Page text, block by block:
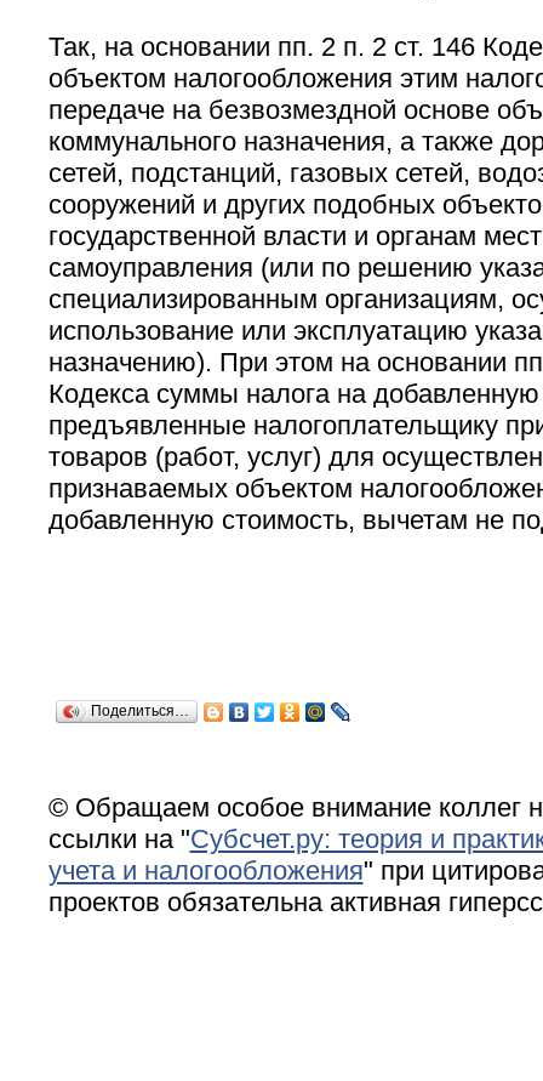
Так, на основании пп. 2 п. 2 ст. 146
объектом налогообложения этим
передаче на безвозмездной основе
коммунального назначения, а также
сетей, подстанций, газовых сетей,
сооружений и других подобных
государственной власти и органам
самоуправления (или по решению
специализированным организациям,
использование или эксплуатацию
назначению). При этом на основании
Кодекса суммы налога на добавленную
предъявленные налогоплательщику
товаров (работ, услуг) для
признаваемых объектом
добавленную стоимость, вычетам не
Поделиться…
© Обращаем особое внимание коллег
ссылки на "Субсчет.ру: теория и
учета и налогообложения" при
проектов обязательна активная